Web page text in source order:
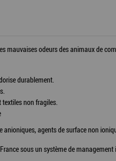
mauvaises odeurs des animaux de
durablement.
textiles non fragiles.
anioniques, agents de surface non
sous un système de